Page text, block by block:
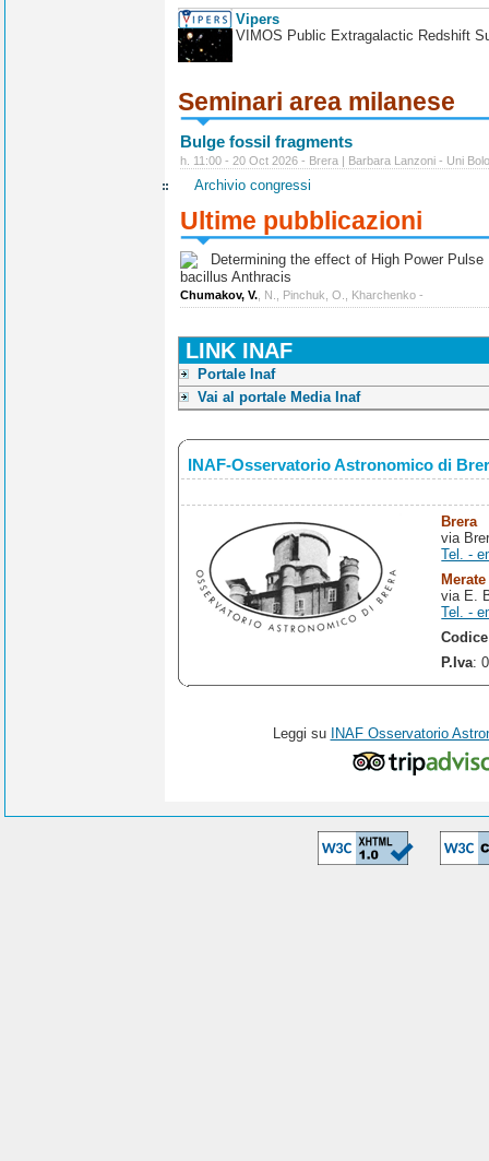
Vipers
VIMOS Public Extragalactic Redshift
Seminari area milanese
Bulge fossil fragments
h. 11:00 - 20 Oct 2026 - Brera | Barbara Lanzoni - Uni
Archivio congressi
Ultime pubblicazioni
Determining the effect of High Power Pulse
bacillus Anthracis
Chumakov, V. , N., Pinchuk, O., Kharchenko -
LINK INAF
Portale Inaf
Vai al portale Media Inaf
INAF-Osservatorio Astronomico di
Brera
via
Tel. -
Merate
via E.
Tel. -
P.Iva:
Leggi su INAF Osservatorio